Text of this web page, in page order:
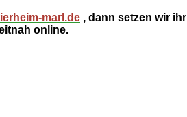
marl.de , dann setzen wir ihr
online.